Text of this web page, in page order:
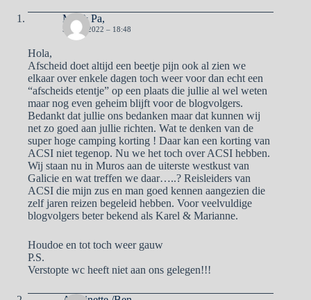
Ma & Pa,
5 JUNI 2022 – 18:48
Hola,
Afscheid doet altijd een beetje pijn ook al zien we
elkaar over enkele dagen toch weer voor dan echt een
“afscheids etentje” op een plaats die jullie al wel weten
maar nog even geheim blijft voor de blogvolgers.
Bedankt dat jullie ons bedanken maar dat kunnen wij
net zo goed aan jullie richten. Wat te denken van de
super hoge camping korting ! Daar kan een korting van
ACSI niet tegenop. Nu we het toch over ACSI hebben.
Wij staan nu in Muros aan de uiterste westkust van
Galicie en wat treffen we daar…..? Reisleiders van
ACSI die mijn zus en man goed kennen aangezien die
zelf jaren reizen begeleid hebben. Voor veelvuldige
blogvolgers beter bekend als Karel & Marianne.
Houdoe en tot toch weer gauw
P.S.
Verstopte wc heeft niet aan ons gelegen!!!